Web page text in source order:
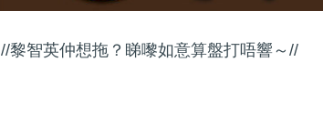
//黎智英仲想拖？睇嚟如意算盤打唔響～//